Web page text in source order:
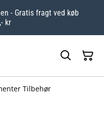
- Gratis fragt ved køb
kr
Tilbehør